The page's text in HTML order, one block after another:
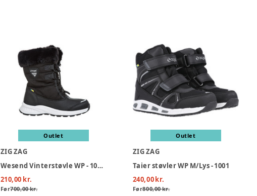
Outlet
ZIG ZAG
Wesend Vinterstøvle WP - 1001A
210,00 kr.
Før700,00 kr.
Outlet
ZIG ZAG
Taier støvler WP M/Lys - 1001
240,00 kr.
Før800,00 kr.